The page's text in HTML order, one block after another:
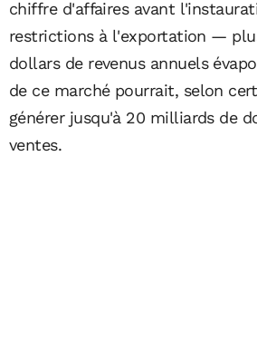
chiffre d'affaires avant
restrictions à l'exportation —
dollars de revenus annuels
de ce marché pourrait, selon
générer jusqu'à 20 milliards de
ventes.